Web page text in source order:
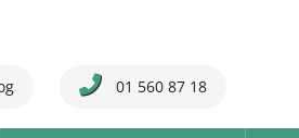
01 560 87 18